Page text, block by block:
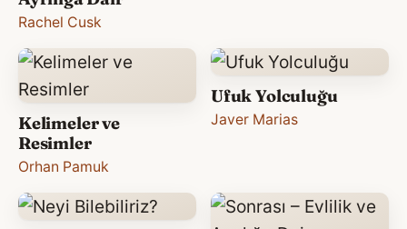
Rachel Cusk
Kelimeler ve
Resimler
Orhan Pamuk
Ufuk Yolculuğu
Javer Marias